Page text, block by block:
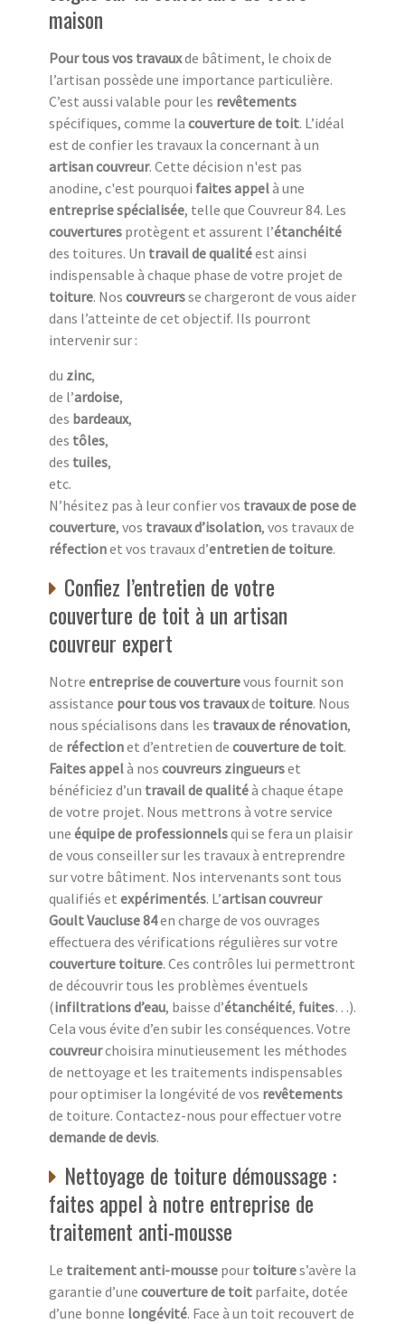
maison
Pour tous vos travauxde bâtiment, le choix de
l’artisan possède une importance particulière.
C’est aussi valable pour les revêtements
spécifiques, comme la couverture de toit. L’idéal
est de confier les travaux la concernant à un
artisan couvreur. Cette décision n'est pas
anodine, c'est pourquoi faites appelà une
entreprise spécialisée, telle que Couvreur 84. Les
couvertures protègent et assurent l’étanchéité
des toitures. Un travail de qualitéest ainsi
indispensable à chaque phase de votre projet de
toiture. Nos couvreursse chargeront de vous aider
dans l’atteinte de cet objectif. Ils pourront
intervenir sur :
du zinc,
de l’ardoise,
des bardeaux,
des tôles,
des tuiles,
etc.
N’hésitez pas à leur confier vos travaux de pose de
couverture, vos travaux d’isolation, vos travaux de
réfectionet vos travaux d’entretien de toiture.
Confiez l’entretien de votre
couverture de toit à un artisan
couvreur expert
Notre entreprise de couverturevous fournit son
assistance pour tous vos travauxde toiture. Nous
nous spécialisons dans les travaux de rénovation,
de réfectionet d’entretien de couverture de toit.
Faites appelà nos couvreurs zingueurset
bénéficiez d’un travail de qualitéà chaque étape
de votre projet. Nous mettrons à votre service
une équipe de professionnelsqui se fera un plaisir
de vous conseiller sur les travaux à entreprendre
sur votre bâtiment. Nos intervenants sont tous
qualifiés et expérimentés. L’artisan couvreur
Goult Vaucluse 84en charge de vos ouvrages
effectuera des vérifications régulières sur votre
couverture toiture. Ces contrôles lui permettront
de découvrir tous les problèmes éventuels
(infiltrations d’eau, baisse d’étanchéité, fuites…).
Cela vous évite d’en subir les conséquences. Votre
couvreurchoisira minutieusement les méthodes
de nettoyage et les traitements indispensables
pour optimiser la longévité de vos revêtements
de toiture. Contactez-nous pour effectuer votre
demande de devis.
Nettoyage de toiture démoussage :
faites appel à notre entreprise de
traitement anti-mousse
Le traitement anti-mousse pour toitures’avère la
garantie d’une couverture de toit parfaite, dotée
d’une bonne longévité. Face à un toit recouvert de